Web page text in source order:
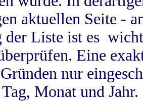
aktuellen Seite -
der Liste ist es
Eine
nur
Monat und Jahr.